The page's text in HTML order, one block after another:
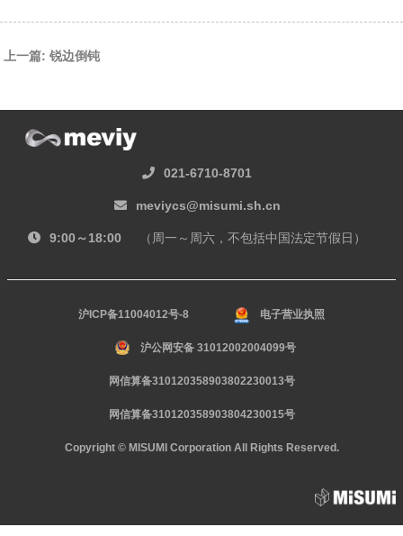
上一篇: 锐边倒钝
021-6710-8701
meviycs@misumi.sh.cn
9:00～18:00 （周一～周六，不包括中国法定节假日）
沪ICP备11004012号-8 电子营业执照
沪公网安备 31012002004099号
网信算备310120358903802230013号
网信算备310120358903804230015号
Copyright © MISUMI Corporation All Rights Reserved.